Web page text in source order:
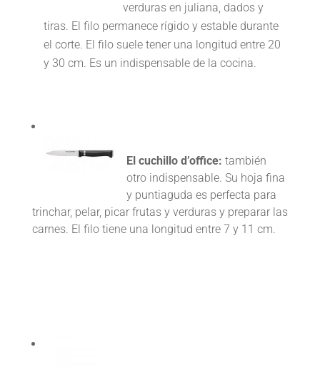
verduras en juliana, dados y
tiras. El filo permanece rígido y estable durante
el corte. El filo suele tener una longitud entre 20
y 30 cm. Es un indispensable de la cocina.
El cuchillo d’office: también
otro indispensable. Su hoja fina
y puntiaguda es perfecta para
trinchar, pelar, picar frutas y verduras y preparar las
carnes. El filo tiene una longitud entre 7 y 11 cm.